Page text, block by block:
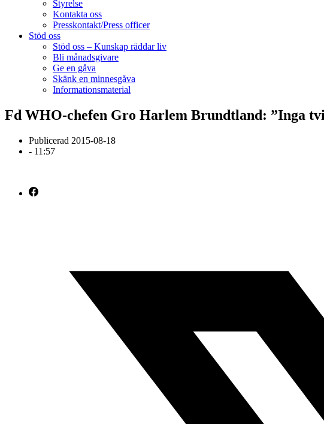
Styrelse
Kontakta oss
Presskontakt/Press officer
Stöd oss
Stöd oss – Kunskap räddar liv
Bli månadsgivare
Ge en gåva
Skänk en minnesgåva
Informationsmaterial
Fd WHO-chefen Gro Harlem Brundtland: ”Inga
Publicerad 2015-08-18
- 11:57